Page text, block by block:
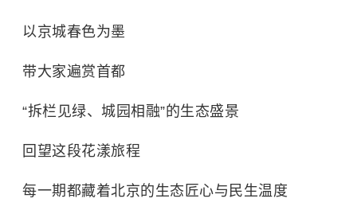
以京城春色为墨
带大家遍赏首都
“拆栏见绿、城园相融”的生态盛景
回望这段花漾旅程
每一期都藏着北京的生态匠心与民生温度